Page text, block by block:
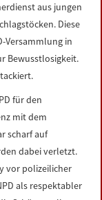
aus jungen
Diese
Versammlung in
Bewusstlosigkeit.
für den
mit dem
scharf auf
dabei verletzt.
vor polizeilicher
als respektabler